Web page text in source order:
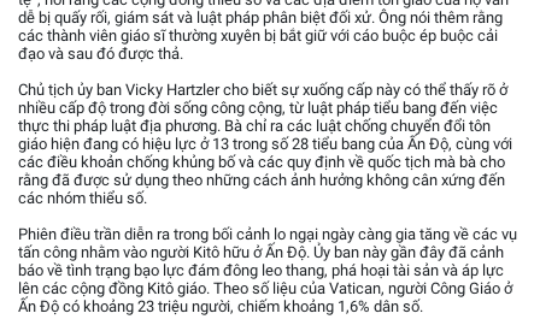
dễ bị quấy rối, giám sát và luật pháp phân biệt đối xử. Ông nói thêm rằng
các thành viên giáo sĩ thường xuyên bị bắt giữ với cáo buộc ép buộc cải
đạo và sau đó được thả.
Chủ tịch ủy ban Vicky Hartzler cho biết sự xuống cấp này có thể thấy rõ ở
nhiều cấp độ trong đời sống công cộng, từ luật pháp tiểu bang đến việc
thực thi pháp luật địa phương. Bà chỉ ra các luật chống chuyển đổi tôn
giáo hiện đang có hiệu lực ở 13 trong số 28 tiểu bang của Ấn Độ, cùng với
các điều khoản chống khủng bố và các quy định về quốc tịch mà bà cho
rằng đã được sử dụng theo những cách ảnh hưởng không cân xứng đến
các nhóm thiểu số.
Phiên điều trần diễn ra trong bối cảnh lo ngại ngày càng gia tăng về các vụ
tấn công nhằm vào người Kitô hữu ở Ấn Độ. Ủy ban này gần đây đã cảnh
báo về tình trạng bạo lực đám đông leo thang, phá hoại tài sản và áp lực
lên các cộng đồng Kitô giáo. Theo số liệu của Vatican, người Công Giáo ở
Ấn Độ có khoảng 23 triệu người, chiếm khoảng 1,6% dân số.